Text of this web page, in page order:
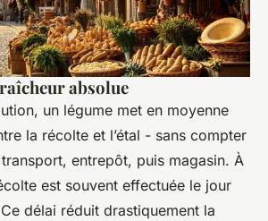
absolue
un légume met en moyenne
la récolte et l’étal - sans compter
entrepôt, puis magasin. À
est souvent effectuée le jour
délai réduit drastiquement la